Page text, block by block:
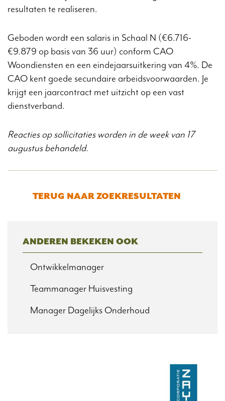
resultaten te realiseren.
Geboden wordt een salaris in Schaal N (€6.716-
€9.879 op basis van 36 uur) conform CAO
Woondiensten en een eindejaarsuitkering van 4%. De
CAO kent goede secundaire arbeidsvoorwaarden. Je
krijgt een jaarcontract met uitzicht op een vast
dienstverband.
Reacties op sollicitaties worden in de week van 17
augustus behandeld.
TERUG NAAR ZOEKRESULTATEN
ANDEREN BEKEKEN OOK
Ontwikkelmanager
Teammanager Huisvesting
Manager Dagelijks Onderhoud